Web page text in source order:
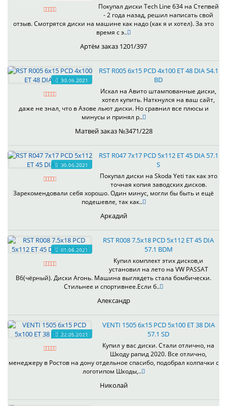
Покупал диски Tech Line 634 на Степвей
- 2 года назад, решил написать свой
отзыв. Смотрятся диски на машине как надо (как я и хотел). За это
время с э..
Артём заказ 1201/397
30.06.2021
RST R005 6x15 PCD 4x100 ET 48 DIA 54.1
BD
Искал на Авито штампованные диски,
хотел купить. Наткнулся на ваш сайт,
даже не знал, что в Азове льют диски. Но сравнил все плюсы и
минусы и принял р..
Матвей заказ №3471/228
30.06.2021
RST R047 7x17 PCD 5x112 ET 45 DIA 57.1
S
Покупал диски на Skoda Yeti так как это
точная копия заводских дисков.
Зарекомендовали себя хорошо. Один минус, могли бы быть и ещё
подешевле, так как..
Аркадий
01.06.2021
RST R008 7.5x18 PCD 5x112 ET 45 DIA
57.1 BDM
Купил комплект этих дисков,и
установил на лето на VW PASSAT
B6(чёрный). Диски Агонь. Машина выглядеть стала бомбически.
Стильнее и спортивнее.Если б..
Александр
22.05.2021
VENTI 1505 6x15 PCD 5x100 ET 38 DIA
57.1 SD
Купил у вас диски. Стали отлично, на
Шкоду рапид 2020. Все отлично,
менеджеру в Ростов на дону отдельное спасибо, подобрал колпачки с
логотипом Шкоды,..
Николай